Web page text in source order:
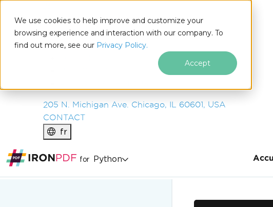
We use cookies to help improve and customize your
browsing experience and interaction with our company. To
find out more, see our Privacy Policy.
Accept
IRONSOFTWARE
PRODUITS
ENTREPRISE
205 N. Michigan Ave. Chicago, IL 60601, USA
CONTACT
fr
for Python